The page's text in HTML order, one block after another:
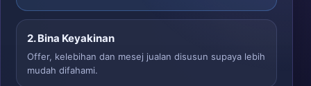
2. Bina Keyakinan
Offer, kelebihan dan mesej jualan disusun supaya lebih
mudah difahami.